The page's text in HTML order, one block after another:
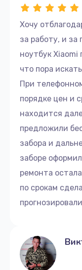
Хочу
за работу, и
ноутбук Xiaomi
что пора
При
порядке цен и
находится
предложили
забора и
заборе
ремонта
по срокам